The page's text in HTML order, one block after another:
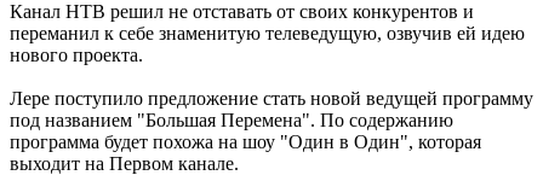
Канал НТВ решил не отставать от своих конкурентов и
переманил к себе знаменитую телеведущую, озвучив ей идею
нового проекта.
Лере поступило предложение стать новой ведущей программу
под названием "Большая Перемена". По содержанию
программа будет похожа на шоу "Один в Один", которая
выходит на Первом канале.